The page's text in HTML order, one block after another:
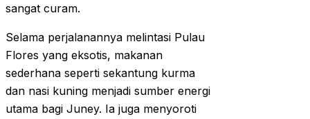
sangat curam.
Selama perjalanannya melintasi Pulau
Flores yang eksotis, makanan
sederhana seperti sekantung kurma
dan nasi kuning menjadi sumber energi
utama bagi Juney. Ia juga menyoroti